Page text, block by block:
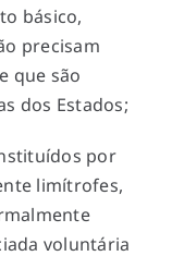
básico,
precisam
que são
dos Estados;
por
limítrofes,
voluntária